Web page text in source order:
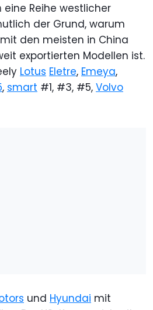
Reihe westlicher
der Grund, warum
den meisten in China
exportierten Modellen ist.
Lotus Eletre, Emeya,
, smart #1, #3, #5, Volvo
und Hyundai mit